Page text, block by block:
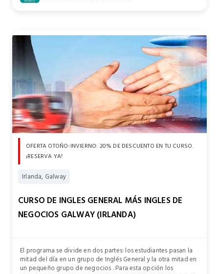
OFERTA OTOÑO-INVIERNO: 20% DE DESCUENTO EN TU CURSO.
¡RESERVA YA!
Irlanda, Galway
CURSO DE INGLES GENERAL MÁS INGLES DE
NEGOCIOS GALWAY (IRLANDA)
El programa se divide en dos partes: los estudiantes pasan la
mitad del día en un grupo de Inglés General y la otra mitad en
un pequeño grupo de negocios . Para esta opción los